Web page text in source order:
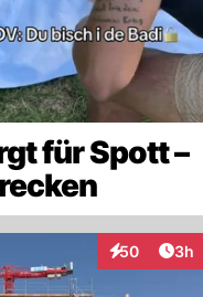
für Spott –
50
Interaktionen
3h